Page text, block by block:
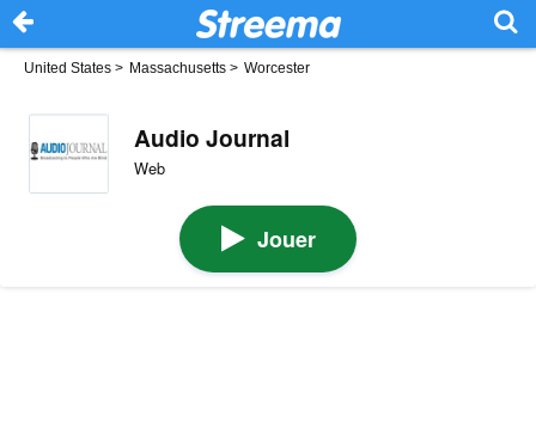
United States > Massachusetts > Worcester
Audio Journal
Web
Jouer